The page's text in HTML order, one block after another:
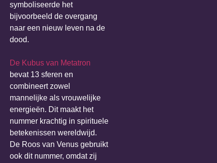
symboliseerde het
bijvoorbeeld de overgang
naar een nieuw leven na de
dood.
De Kubus van Metatron
bevat 13 sferen en
combineert zowel
mannelijke als vrouwelijke
energieën. Dit maakt het
nummer krachtig in spirituele
betekenissen wereldwijd.
De Roos van Venus gebruikt
ook dit nummer, omdat zij